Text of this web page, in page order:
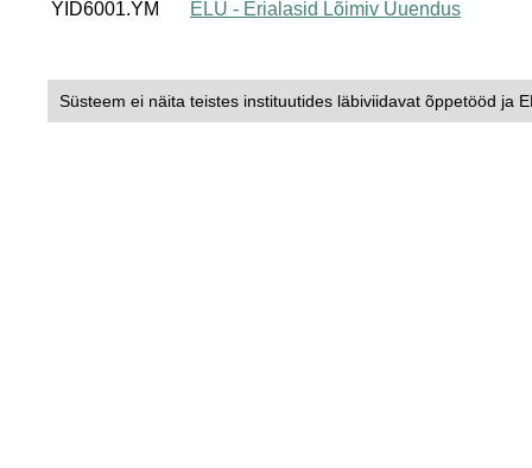
YID6001.YM ELU - Erialasid Lõimiv Uuendus
Süsteem ei näita teistes instituutides läbiviidavat õppetööd ja